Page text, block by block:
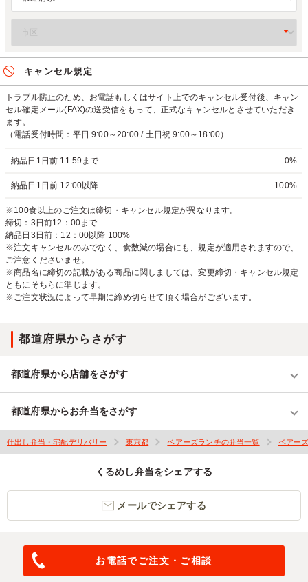
キャンセル規定
トラブル防止のため、お電話もしくはサイト上でのキャンセル受付後、キャン
セル確定メール(FAX)の送受信をもって、正式なキャンセルとさせていただき
ます。
（電話受付時間：平日 9:00～20:00 / 土日祝 9:00～18:00）
納品日1日前 11:59まで 0%
納品日1日前 12:00以降 100%
※100食以上のご注文は締切・キャンセル規定が異なります。
締切：3日前12：00まで
納品日3日前：12：00以降 100%
※注文キャンセルのみでなく、食数減の場合にも、規定が適用されますので、
ご注意くださいませ。
※商品名に締切の記載がある商品に関しましては、変更締切・キャンセル規定
ともにそちらに準じます。
※ご注文状況によって早期に締め切らせて頂く場合がございます。
都道府県からさがす
都道府県から店舗をさがす
都道府県からお弁当をさがす
仕出し弁当・宅配デリバリー 東京都 ベアーズランチの弁当一覧 ベアー
くるめし弁当をシェアする
メールでシェアする
お電話でご注文・ご相談